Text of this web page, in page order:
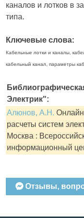
каналов и лотков в
типа.
Ключевые слова:
Кабельные лотки и каналы,
кабельный канал, параметры
Электрик":
Алюнов, А.Н.
расчеты систем
Москва :
информационный
Отзывы,